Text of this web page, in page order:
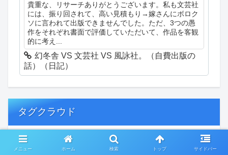
貴重な、リサーチありがとうございます。私も文芸社
には、振り回されて、高い見積もり→嫁さんにボロク
ソに言われて出版できませんでした。ただ、3つの愚
作をそれぞれ書面で評価していただいて、作品を客観
的に考え...
幻冬舎 VS 文芸社 VS 風詠社。（自費出版の
話）（日記）
タグクラウド
創作 精神病患者の日常
メニュー ホーム 検索 トップ サイドバー